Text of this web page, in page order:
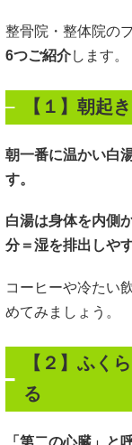
整骨院・整体院の
6つご紹介します。
【１】朝起
朝一番に温かい白
す。
白湯は身体を内側
分＝湿を排出しや
コーヒーや冷たい
めてみましょう。
【２】ふく
る
「第二の心臓」と